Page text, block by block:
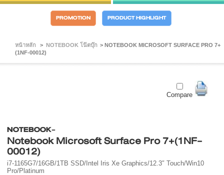
PROMOTION PRODUCT HIGHLIGHT
หน้าหลัก > NOTEBOOK โน๊ตบุ๊ก > NOTEBOOK MICROSOFT SURFACE PRO 7+
(1NF-00012)
Compare
NOTEBOOK-
Notebook Microsoft Surface Pro 7+(1NF-
00012)
i7-1165G7/16GB/1TB SSD/Intel Iris Xe Graphics/12.3″ Touch/Win10
Pro/Platinum